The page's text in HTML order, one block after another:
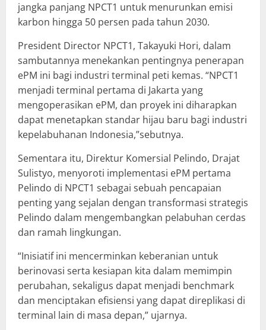
jangka panjang NPCT1 untuk menurunkan emisi
karbon hingga 50 persen pada tahun 2030.
President Director NPCT1, Takayuki Hori, dalam
sambutannya menekankan pentingnya penerapan
ePM ini bagi industri terminal peti kemas. “NPCT1
menjadi terminal pertama di Jakarta yang
mengoperasikan ePM, dan proyek ini diharapkan
dapat menetapkan standar hijau baru bagi industri
kepelabuhanan Indonesia,”sebutnya.
Sementara itu, Direktur Komersial Pelindo, Drajat
Sulistyo, menyoroti implementasi ePM pertama
Pelindo di NPCT1 sebagai sebuah pencapaian
penting yang sejalan dengan transformasi strategis
Pelindo dalam mengembangkan pelabuhan cerdas
dan ramah lingkungan.
“Inisiatif ini mencerminkan keberanian untuk
berinovasi serta kesiapan kita dalam memimpin
perubahan, sekaligus dapat menjadi benchmark
dan menciptakan efisiensi yang dapat direplikasi di
terminal lain di masa depan,” ujarnya.